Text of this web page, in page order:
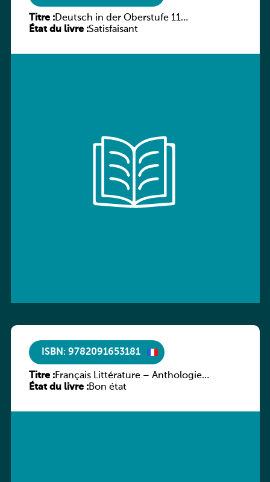
Titre :Deutsch in der Oberstufe 11
(Schülerbuch) Ausgabe Bayern
État du livre :Satisfaisant
ISBN: 9782091653181
Titre :Français Littérature – Anthologie
chronologique 2de/1re
État du livre :Bon état